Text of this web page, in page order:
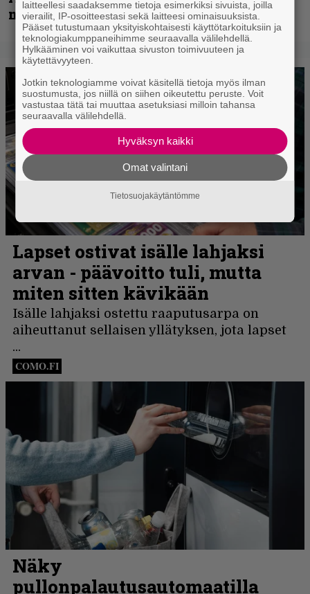
muita avauspäivän esiintyjiä
laitteellesi saadaksemme tietoja esimerkiksi sivuista, joilla
vierailit, IP-osoitteestasi sekä laitteesi ominaisuuksista.
Pääset tutustumaan yksityiskohtaisesti käyttötarkoituksiin ja
teknologiakumppaneihimme seuraavalla välilehdellä.
Hylkääminen voi vaikuttaa sivuston toimivuuteen ja
käytettävyyteen.
Jotkin teknologiamme voivat käsitellä tietoja myös ilman
suostumusta, jos niillä on siihen oikeutettu peruste. Voit
vastustaa tätä tai muuttaa asetuksiasi milloin tahansa
seuraavalla välilehdellä.
Hyväksyn kaikki
Omat valintani
Tietosuojakäytäntömme